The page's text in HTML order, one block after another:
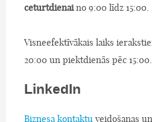
ceturtdienaino 9:00 līdz 15:00.
Visneefektīvākais laiks
20:00 un piektdienās pēc 15:00.
LinkedIn
Biznesa kontaktu veidošanas